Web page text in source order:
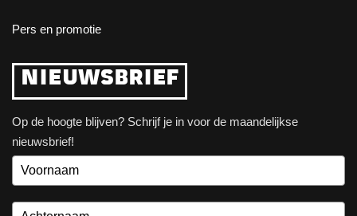
Pers en promotie
NIEUWSBRIEF
Op de hoogte blijven? Schrijf je in voor de maandelijkse
nieuwsbrief!